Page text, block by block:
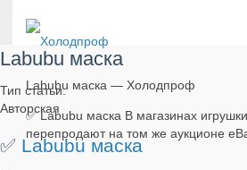
Labubu маска — Холодпроф
✅ Labubu маска В магазинах
перепродают на том же аукционе
Labubu маска
Тип статьи:
Авторская
✅ Labubu маска